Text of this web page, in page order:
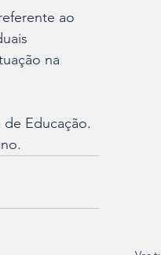
ao
na
Educação.